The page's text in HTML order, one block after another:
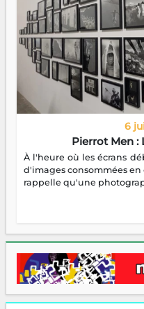
6
Pierrot Men :
À l'heure où les écrans
d'images consommées
rappelle qu'une